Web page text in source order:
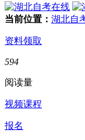
当前位置： 湖北自
资料领取
594
阅读量
视频课程
报名